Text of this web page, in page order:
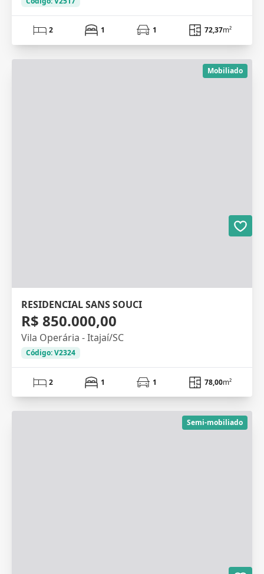
2 1 1 72,37m²
Mobiliado
RESIDENCIAL SANS SOUCI
R$ 850.000,00
Vila Operária - Itajaí/SC
Código: V2324
2 1 1 78,00m²
Semi-mobiliado